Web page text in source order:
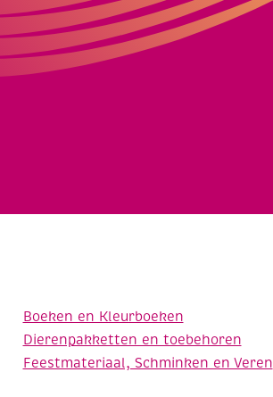
Boeken en Kleurboeken
Dierenpakketten en toebehoren
Feestmateriaal, Schminken en Veren